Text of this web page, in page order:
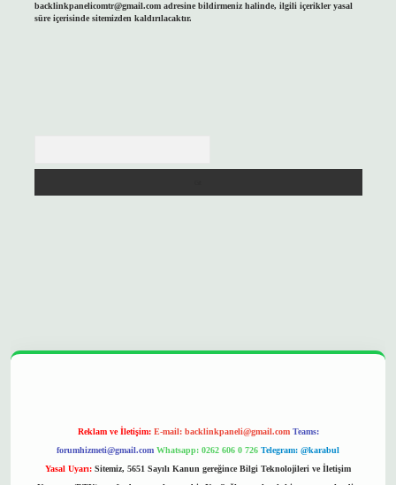
backlinkpanelicomtr@gmail.comadresine bildirmeniz halinde, ilgili içerikler yasal
süre içerisinde sitemizden kaldırılacaktır.
Reklam ve İletişim: E-mail: backlinkpaneli@gmail.com Teams:
forumhizmeti@gmail.com Whatsapp: 0262 606 0 726 Telegram: @karabul
Yasal Uyarı: Sitemiz, 5651 Sayılı Kanun gereğince Bilgi Teknolojileri ve İletişim